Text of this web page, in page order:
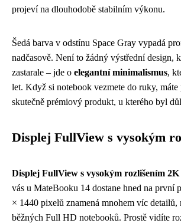
projeví na dlouhodobě stabilním výkonu.
Šedá barva v odstínu Space Gray vypadá
nadčasově. Není to žádný výstřední design,
zastarale – jde o elegantní minimalismus,
let. Když si notebook vezmete do ruky, máte
skutečně prémiový produkt, u kterého byl
Displej FullView s vysokým
Displej FullView s vysokým rozlišením 2K
vás u MateBooku 14 dostane hned na první
× 1440 pixelů znamená mnohem víc detailů,
běžných Full HD notebooků. Prostě vidíte